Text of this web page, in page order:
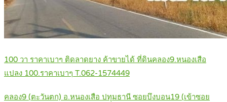
100 วา ราคาเบาๆ ติดลาดยาง ค้าขายได้ ที่ดินคลอง9.หนองเสือ
แปลง 100.ราคาเบาๆ T.062-1574449
คลอง9 (ตะวันตก) อ.หนองเสือ ปทุมธานี ซอยบึงบอน19 (เข้าซอย